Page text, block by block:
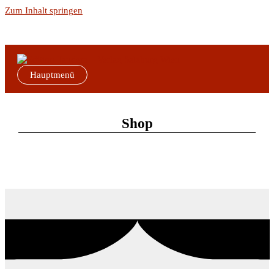
Zum Inhalt springen
Hauptmenü
Shop